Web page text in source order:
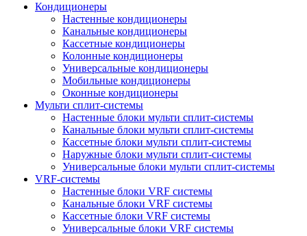
Кондиционеры
Настенные кондиционеры
Канальные кондиционеры
Кассетные кондиционеры
Колонные кондиционеры
Универсальные кондиционеры
Мобильные кондиционеры
Оконные кондиционеры
Мульти сплит-системы
Настенные блоки мульти сплит-системы
Канальные блоки мульти сплит-системы
Кассетные блоки мульти сплит-системы
Наружные блоки мульти сплит-системы
Универсальные блоки мульти сплит-системы
VRF-системы
Настенные блоки VRF системы
Канальные блоки VRF системы
Кассетные блоки VRF системы
Универсальные блоки VRF системы